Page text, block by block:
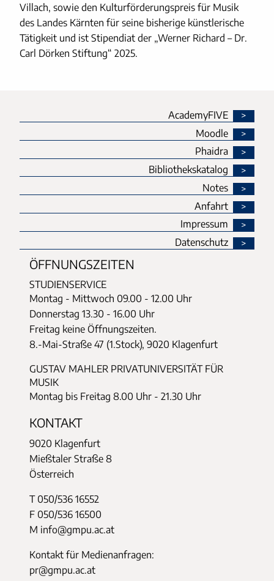
Villach, sowie den Kulturförderungspreis für Musik
des Landes Kärnten für seine bisherige künstlerische
Tätigkeit und ist Stipendiat der „Werner Richard – Dr.
Carl Dörken Stiftung“ 2025.
AcademyFIVE
Moodle
Phaidra
Bibliothekskatalog
Notes
Anfahrt
Impressum
Datenschutz
ÖFFNUNGSZEITEN
STUDIENSERVICE
Montag - Mittwoch 09.00 - 12.00 Uhr
Donnerstag 13.30 - 16.00 Uhr
Freitag keine Öffnungszeiten.
8.-Mai-Straße 47 (1.Stock), 9020 Klagenfurt
GUSTAV MAHLER PRIVATUNIVERSITÄT FÜR
MUSIK
Montag bis Freitag 8.00 Uhr - 21.30 Uhr
KONTAKT
9020 Klagenfurt
Mießtaler Straße 8
Österreich
T 050/536 16552
F 050/536 16500
M info@gmpu.ac.at
Kontakt für Medienanfragen:
pr@gmpu.ac.at